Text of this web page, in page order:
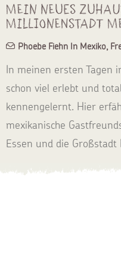
Mein neues
Millionenstadt
Phoebe Fiehn In Mexiko,
In meinen ersten Tagen
schon viel erlebt und
kennengelernt. Hier
mexikanische
Essen und die Großstadt